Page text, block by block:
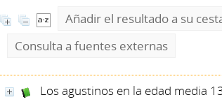
Añadir el resultado a su
Consulta a fuentes externas
Los agustinos en la edad media